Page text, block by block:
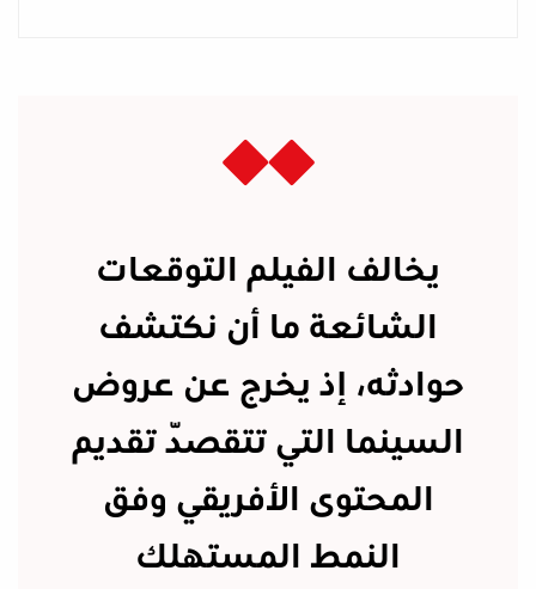
يخالف الفيلم التوقعات
الشائعة ما أن نكتشف
حوادثه، إذ يخرج عن عروض
السينما التي تتقصّد تقديم
المحتوى الأفريقي وفق
النمط المستهلك